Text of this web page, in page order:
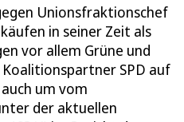
Unionsfraktionschef
in seiner Zeit als
vor allem Grüne und
SPD auf
um vom
der aktuellen